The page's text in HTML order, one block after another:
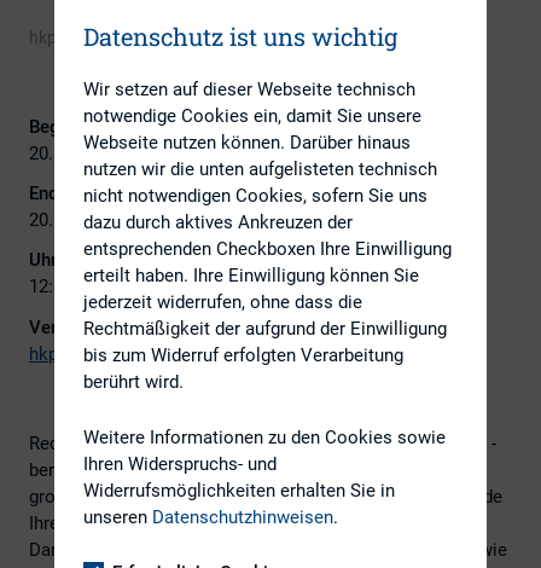
hkp/// group
Beginn:
20. Februar 2024
Ende:
20. Februar 2024
Uhrzeit:
12:00 - 13:00
Veranstalter:
hkp/// group
Rechtzeitig vor Finalisierung der Vergütungspolitiken und -
berichte für die Hauptversammlung 2024 bietet die hkp///
group Ihnen die Möglichkeit, in einer virtuellen Fragestunde
Ihre Themen zu klären. Welche Trends gibt es in der
Darstellung der Vergütungspolitik und des -berichts und wie
Datenschutz ist uns wichtig
Wir setzen auf dieser Webseite technisch
notwendige Cookies ein, damit Sie unsere
Webseite nutzen können. Darüber hinaus
nutzen wir die unten aufgelisteten technisch
nicht notwendigen Cookies, sofern Sie uns
dazu durch aktives Ankreuzen der
entsprechenden Checkboxen Ihre Einwilligung
erteilt haben. Ihre Einwilligung können Sie
jederzeit widerrufen, ohne dass die
Rechtmäßigkeit der aufgrund der Einwilligung
bis zum Widerruf erfolgten Verarbeitung
berührt wird.
Weitere Informationen zu den Cookies sowie
Ihren Widerspruchs- und
Widerrufsmöglichkeiten erhalten Sie in
unseren Datenschutzhinweisen.